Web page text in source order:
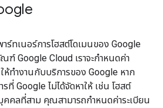
ร์ทเนอร์การโฮสต์โดเมนของ Google
Google Cloud เราจะกำหนดค่า
ห้ทำงานกับบริการของ Google หาก
ที่ Google ไม่ได้จัดหาให้ เช่น โฮสต์
บุคคลที่สาม คุณสามารถกำหนดค่าระเบียน